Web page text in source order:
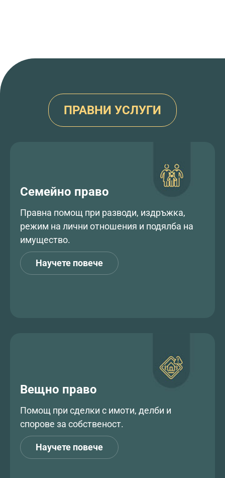
ПРАВНИ УСЛУГИ
Семейно право
Правна помощ при разводи, издръжка,
режим на лични отношения и подялба на
имущество.
Научете повече
Вещно право
Помощ при сделки с имоти, делби и
спорове за собственост.
Научете повече